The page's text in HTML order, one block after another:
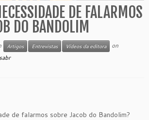
DE FALARMOS
DO BANDOLIM
Artigos Entrevistas Vídeos da editora
on
de falarmos sobre Jacob do Bandolim?